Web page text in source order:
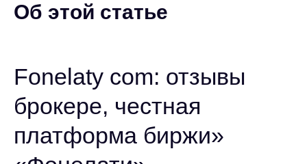
Об этой статье
Fonelaty com: отзывы
брокере, честная
платформа биржи»